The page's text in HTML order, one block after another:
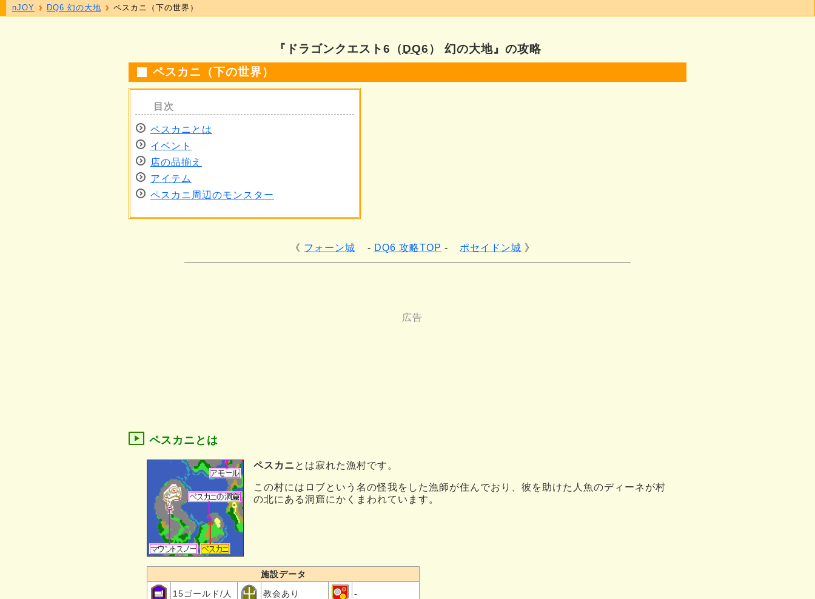
『ドラゴンクエスト6（DQ6 ） 幻の大地』の攻略
ペスカニ（下の世界）
ペスカニとは
イベント
店の品揃え
アイテム
ペスカニ周辺のモンスター
フォーン城 DQ6 攻略TOP ポセイドン城
ペスカニとは
ペスカニ とは寂れた漁村です。
この村にはロブという名の怪我をした漁師が住んでおり、彼を助けた人魚のディーネが村
の北にある洞窟にかくまわれています。
施設データ
15ゴールド/人
教会あり -
nJOY DQ6 幻の大地 ペスカニ（下の世界）